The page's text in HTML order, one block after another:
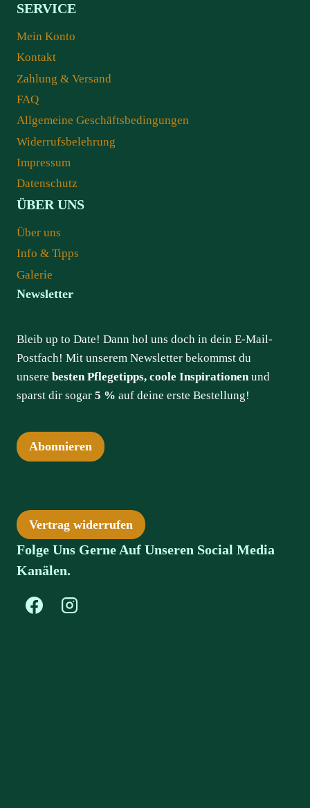
SERVICE
Mein Konto
Kontakt
Zahlung & Versand
FAQ
Allgemeine Geschäftsbedingungen
Widerrufsbelehrung
Impressum
Datenschutz
ÜBER UNS
Über uns
Info & Tipps
Galerie
Newsletter
Bleib up to Date! Dann hol uns doch in dein E-Mail-
Postfach! Mit unserem Newsletter bekommst du
unsere besten Pflegetipps, coole Inspirationenund
sparst dir sogar 5 % auf deine erste Bestellung!
Abonnieren
Vertrag widerrufen
Folge Uns Gerne Auf Unseren Social Media
Kanälen.